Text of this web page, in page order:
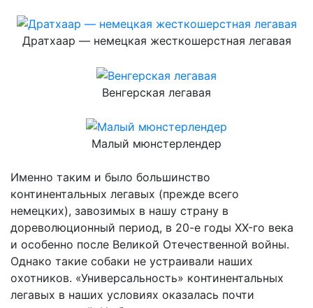
Дратхаар — немецкая жесткошерстная легавая
Венгерская легавая
Малый мюнстерлендер
Именно таким и было большинство
континентальных легавых (прежде всего
немецких), завозимых в нашу страну в
дореволюционный период, в 20-е годы XX-го века
и особенно после Великой Отечественной войны.
Однако такие собаки не устраивали наших
охотников. «Универсальность» континентальных
легавых в наших условиях оказалась почти